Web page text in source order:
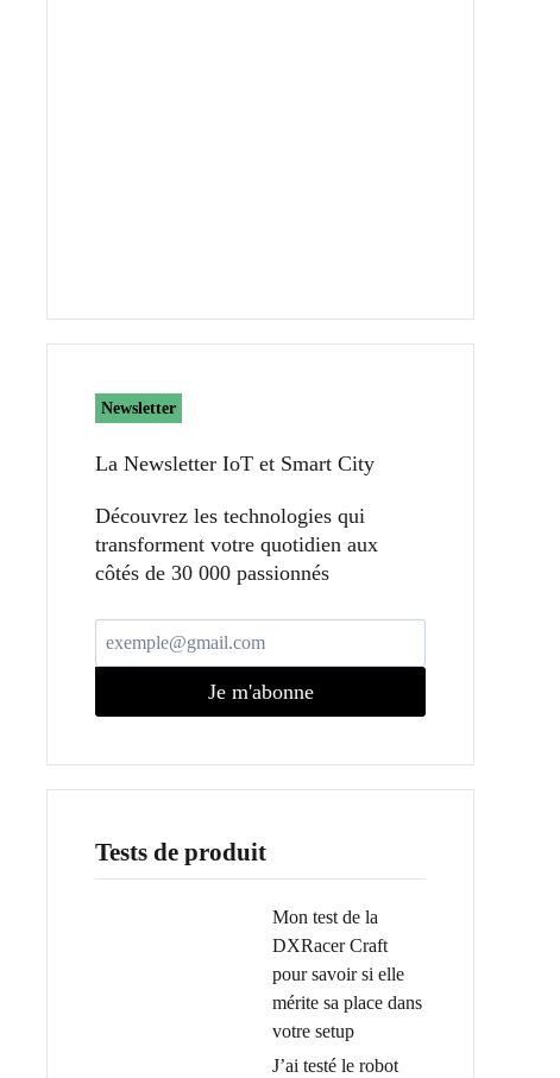
Newsletter
La Newsletter IoT et Smart City​
Découvrez les technologies qui
transforment votre quotidien aux
côtés de 30 000 passionnés
Je m'abonne
Tests de produit
Mon test de la
DXRacer Craft
pour savoir si elle
mérite sa place dans
votre setup
J’ai testé le robot